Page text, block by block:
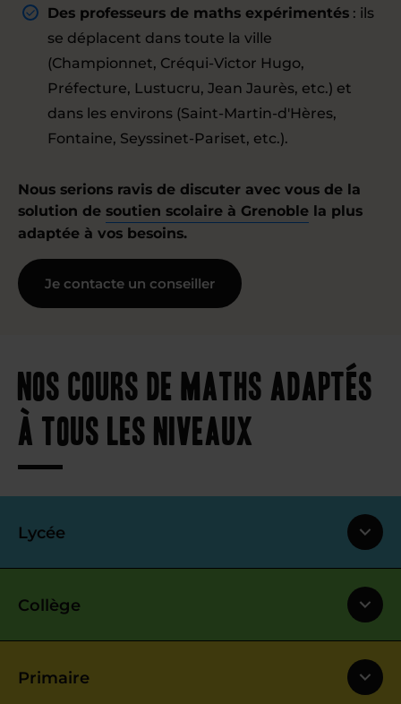
Des professeurs de maths expérimentés : ils
se déplacent dans toute la ville
(Championnet, Créqui-Victor Hugo,
Préfecture, Lustucru, Jean Jaurès, etc.) et
dans les environs (Saint-Martin-d'Hères,
Fontaine, Seyssinet-Pariset, etc.).
Nous serions ravis de discuter avec vous de la
solution de soutien scolaire à Grenoble la plus
adaptée à vos besoins.
Je contacte un conseiller
Nos cours de maths adaptés
à tous les niveaux
Lycée
Collège
Primaire